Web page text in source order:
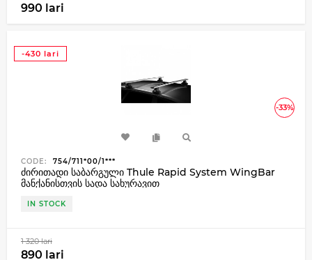
990 lari
-33%
-430 lari
CODE: 754/711*00/1***
ძირითადი საბარგული Thule Rapid System WingBar
მანქანისთვის სადა სახურავით
IN STOCK
1 320 lari
890 lari